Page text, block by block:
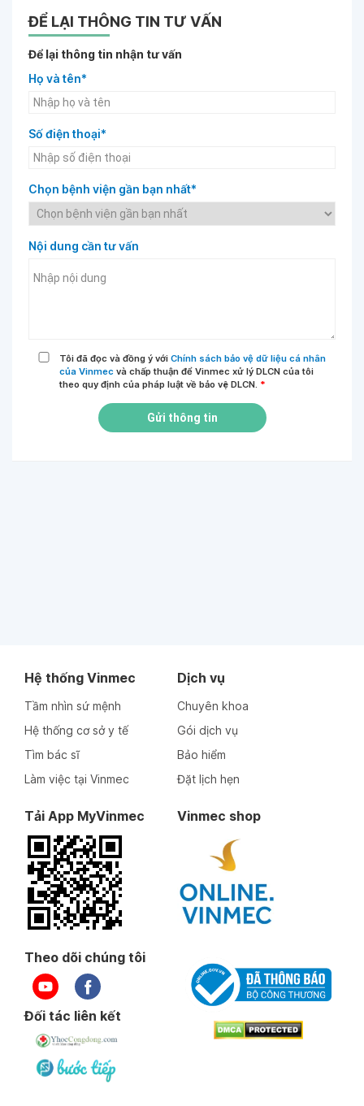
ĐỂ LẠI THÔNG TIN TƯ VẤN
Để lại thông tin nhận tư vấn
Họ và tên*
Số điện thoại*
Chọn bệnh viện gần bạn nhất*
Nội dung cần tư vấn
Tôi đã đọc và đồng ý với Chính sách bảo vệ dữ liệu cá nhân
của Vinmec và chấp thuận để Vinmec xử lý DLCN của tôi
theo quy định của pháp luật về bảo vệ DLCN. *
Gửi thông tin
Hệ thống Vinmec
Tầm nhìn sứ mệnh
Hệ thống cơ sở y tế
Tìm bác sĩ
Làm việc tại Vinmec
Dịch vụ
Chuyên khoa
Gói dịch vụ
Bảo hiểm
Đặt lịch hẹn
Tải App MyVinmec Vinmec shop
Theo dõi chúng tôi
Đối tác liên kết